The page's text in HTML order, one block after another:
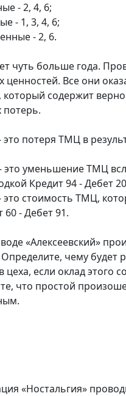
- 2, 4, 6;
- 1, 3, 4, 6;
- 2, 6.
чуть больше года.
Все они
который содержит
потерь.
потеря ТМЦ в
уменьшение ТМЦ
Кредит 94 - Дебет
стоимость ТМЦ,
60 - Дебет 91.
«Алексеевский»
чему
если оклад этого
что простой
«Ностальгия»